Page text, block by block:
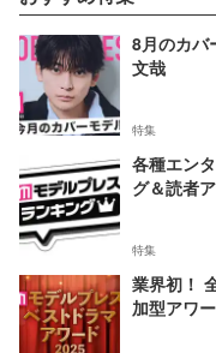
8月のカバ
文哉
特集
各種エン
グ＆読者
特集
業界初！
加型アワ